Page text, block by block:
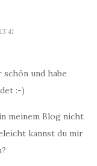
und habe
:-)
meinem Blog nicht
kannst du mir